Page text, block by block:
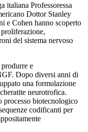
italiana Professoressa
Dottor Stanley
e Cohen hanno scoperto
del sistema nervoso
e
Dopo diversi anni di
una formulazione
neurotrofica.
processo biotecnologico
codificanti per